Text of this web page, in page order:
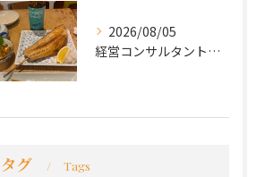
2026/08/05
経営コンサルタントのモーちゃん・毛利京申です。
タグ Tags